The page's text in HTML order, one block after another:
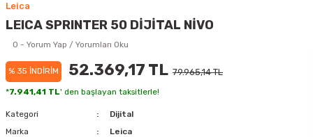
Leica
LEICA SPRINTER 50 DİJİTAL NİVO
0 - Yorum Yap / Yorumları Oku
% 35 İNDİRİM 52.369,17 TL 79.965,14 TL
*7.941,41 TL' den başlayan taksitlerle!
Kategori
Dijital
Marka
Leica